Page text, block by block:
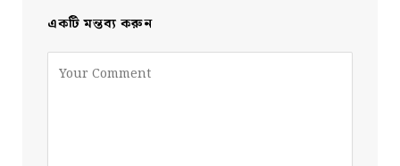
একটি মন্তব্য করুন